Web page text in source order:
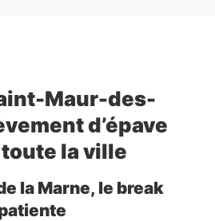
Maur-des-
d’épave
la ville
la Marne, le break